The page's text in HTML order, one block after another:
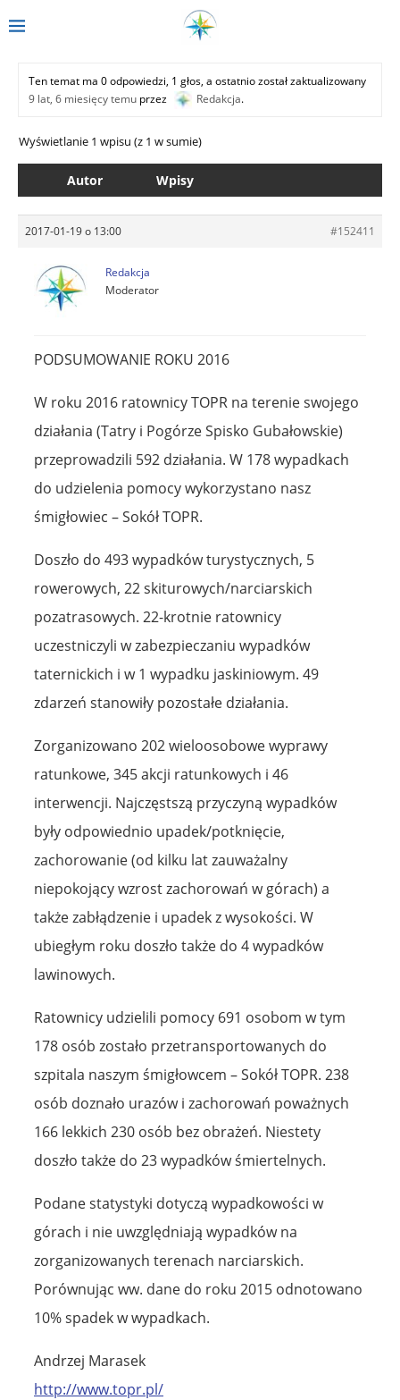
Ten temat ma 0 odpowiedzi, 1 głos, a ostatnio został zaktualizowany
9 lat, 6 miesięcy temu przez Redakcja.
Wyświetlanie 1 wpisu (z 1 w sumie)
Autor Wpisy
2017-01-19 o 13:00 #152411
Redakcja
Moderator
PODSUMOWANIE ROKU 2016
W roku 2016 ratownicy TOPR na terenie swojego
działania (Tatry i Pogórze Spisko Gubałowskie)
przeprowadzili 592 działania. W 178 wypadkach
do udzielenia pomocy wykorzystano nasz
śmigłowiec – Sokół TOPR.
Doszło do 493 wypadków turystycznych, 5
rowerowych, 22 skiturowych/narciarskich
pozatrasowych. 22-krotnie ratownicy
uczestniczyli w zabezpieczaniu wypadków
taternickich i w 1 wypadku jaskiniowym. 49
zdarzeń stanowiły pozostałe działania.
Zorganizowano 202 wieloosobowe wyprawy
ratunkowe, 345 akcji ratunkowych i 46
interwencji. Najczęstszą przyczyną wypadków
były odpowiednio upadek/potknięcie,
zachorowanie (od kilku lat zauważalny
niepokojący wzrost zachorowań w górach) a
także zabłądzenie i upadek z wysokości. W
ubiegłym roku doszło także do 4 wypadków
lawinowych.
Ratownicy udzielili pomocy 691 osobom w tym
178 osób zostało przetransportowanych do
szpitala naszym śmigłowcem – Sokół TOPR. 238
osób doznało urazów i zachorowań poważnych
166 lekkich 230 osób bez obrażeń. Niestety
doszło także do 23 wypadków śmiertelnych.
Podane statystyki dotyczą wypadkowości w
górach i nie uwzględniają wypadków na
zorganizowanych terenach narciarskich.
Porównując ww. dane do roku 2015 odnotowano
10% spadek w wypadkach.
Andrzej Marasek
http://www.topr.pl/